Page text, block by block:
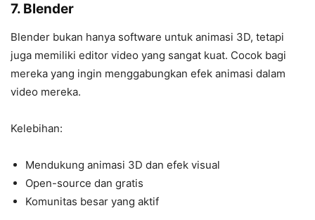
7. Blender
Blender bukan hanya software untuk animasi 3D, tetapi
juga memiliki editor video yang sangat kuat. Cocok bagi
mereka yang ingin menggabungkan efek animasi dalam
video mereka.
Kelebihan:
Mendukung animasi 3D dan efek visual
Open-source dan gratis
Komunitas besar yang aktif